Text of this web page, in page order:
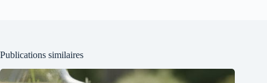
Publications similaires